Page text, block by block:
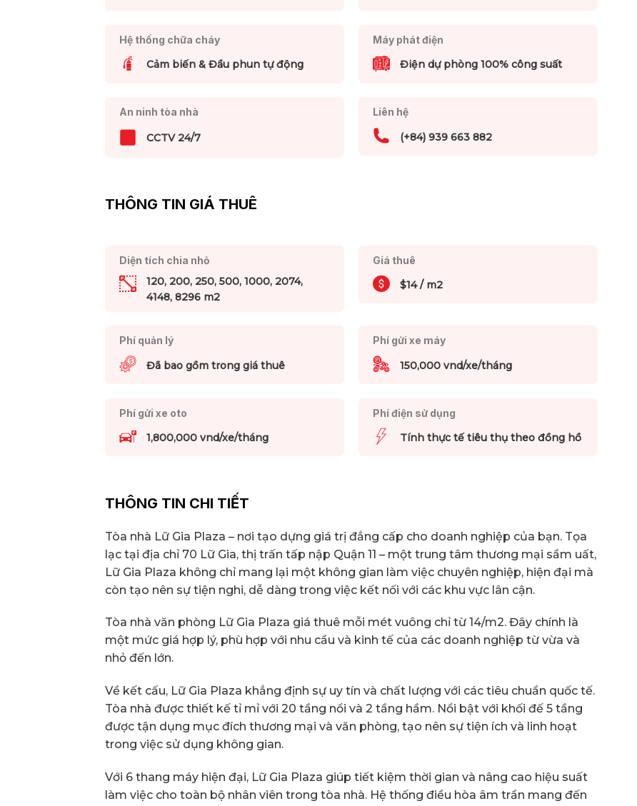
Hệ thống chữa cháy
Cảm biến & Đầu phun tự động
Máy phát điện
Điện dự phòng 100% công suất
An ninh tòa nhà
CCTV 24/7
Liên hệ
(+84) 939 663 882
THÔNG TIN GIÁ THUÊ
Diện tích chia nhỏ
120, 200, 250, 500, 1000, 2074,
4148, 8296 m2
Giá thuê
$14 / m2
Phí quản lý
Đã bao gồm trong giá thuê
Phí gửi xe máy
150,000 vnd/xe/tháng
Phí gửi xe oto
1,800,000 vnd/xe/tháng
Phí điện sử dụng
Tính thực tế tiêu thụ theo đồng hồ
THÔNG TIN CHI TIẾT
Tòa nhà Lữ Gia Plaza – nơi tạo dựng giá trị đẳng cấp cho doanh nghiệp của bạn. Tọa
lạc tại địa chỉ 70 Lữ Gia, thị trấn tấp nập Quận 11 – một trung tâm thương mại sầm uất,
Lữ Gia Plaza không chỉ mang lại một không gian làm việc chuyên nghiệp, hiện đại mà
còn tạo nên sự tiện nghi, dễ dàng trong việc kết nối với các khu vực lân cận.
Tòa nhà văn phòng Lữ Gia Plaza giá thuê mỗi mét vuông chỉ từ 14/m2. Đây chính là
một mức giá hợp lý, phù hợp với nhu cầu và kinh tế của các doanh nghiệp từ vừa và
nhỏ đến lớn.
Về kết cấu, Lữ Gia Plaza khẳng định sự uy tín và chất lượng với các tiêu chuẩn quốc tế.
Tòa nhà được thiết kế tỉ mỉ với 20 tầng nổi và 2 tầng hầm. Nổi bật với khối đế 5 tầng
được tận dụng mục đích thương mại và văn phòng, tạo nên sự tiện ích và linh hoạt
trong việc sử dụng không gian.
Với 6 thang máy hiện đại, Lữ Gia Plaza giúp tiết kiệm thời gian và nâng cao hiệu suất
làm việc cho toàn bộ nhân viên trong tòa nhà. Hệ thống điều hòa âm trần mang đến